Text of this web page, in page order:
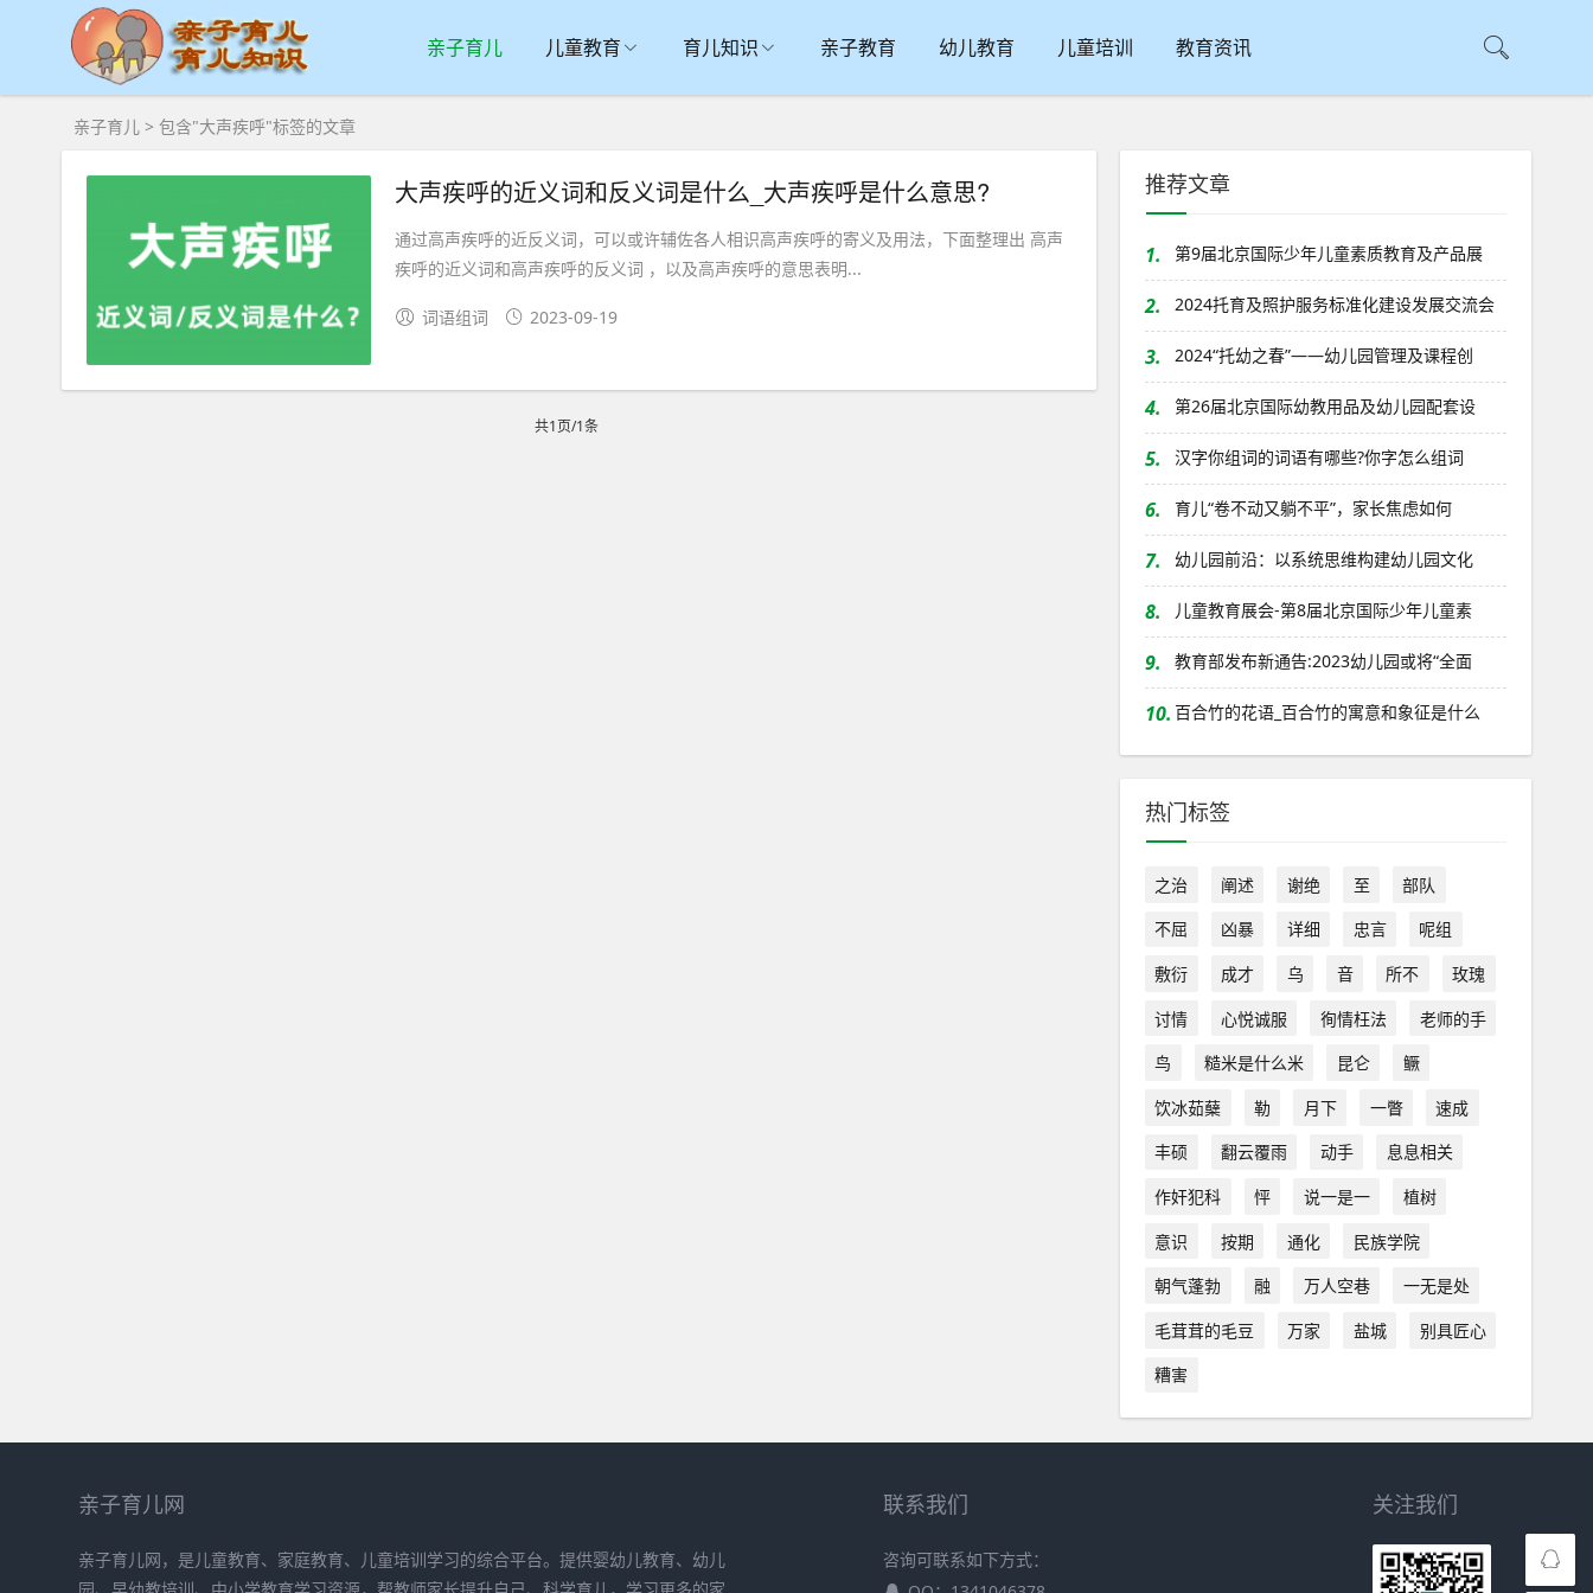
亲子育儿 儿童教育 育儿知识 亲子教育 幼儿教育 儿童培训 教育资讯
亲子育儿 > 包含"大声疾呼"标签的文章
大声疾呼的近义词和反义词是什么_大声疾呼是什么意思?
通过高声疾呼的近反义词，可以或许辅佐各人相识高声疾呼的寄义及用法，下面整理出 高声
疾呼的近义词和高声疾呼的反义词 ，以及高声疾呼的意思表明...
词语组词 2023-09-19
共1页/1条
推荐文章
1. 第9届北京国际少年儿童素质教育及产品展
2. 2024托育及照护服务标准化建设发展交流会
3. 2024“托幼之春”——幼儿园管理及课程创
4. 第26届北京国际幼教用品及幼儿园配套设
5. 汉字你组词的词语有哪些?你字怎么组词
6. 育儿“卷不动又躺不平”，家长焦虑如何
7. 幼儿园前沿：以系统思维构建幼儿园文化
8. 儿童教育展会-第8届北京国际少年儿童素
9. 教育部发布新通告:2023幼儿园或将“全面
10. 百合竹的花语_百合竹的寓意和象征是什么
热门标签
之治 阐述 谢绝 至
部队
不屈
凶暴 详细 忠言
呢组
敷衍
成才 乌 音 所不
玫瑰
讨情
心悦诚服 徇情枉法
老师的手
鸟
糙米是什么米 昆仑
鳜
饮冰茹蘖
勒 月下 一瞥
速成
丰硕
翻云覆雨 动手
息息相关
作奸犯科
怦 说一是一
植树
意识
按期 通化
民族学院
朝气蓬勃
融 万人空巷
一无是处
毛茸茸的毛豆
万家 盐城
别具匠心
糟害
亲子育儿网
亲子育儿网，是儿童教育、家庭教育、儿童培训学习的综合平台。提供婴幼儿教育、幼儿
联系我们
咨询可联系如下方式：
关注我们